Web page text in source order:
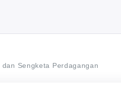
dan Sengketa Perdagangan